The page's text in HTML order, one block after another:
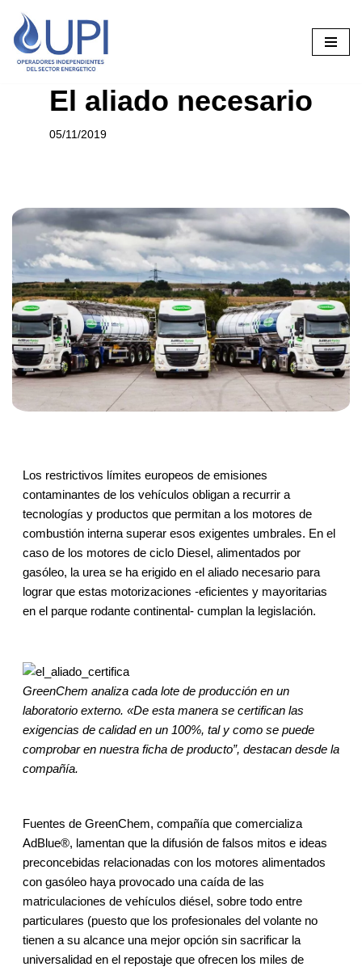
Saltar
al
El aliado necesario
05/11/2019
Los restrictivos límites europeos de emisiones
contaminantes de los vehículos obligan a recurrir a
tecnologías y productos que permitan a los motores de
combustión interna superar esos exigentes umbrales. En el
caso de los motores de ciclo Diesel, alimentados por
gasóleo, la urea se ha erigido en el aliado necesario para
lograr que estas motorizaciones -eficientes y mayoritarias
en el parque rodante continental- cumplan la legislación.
GreenChem analiza cada lote de producción en un
laboratorio externo. «De esta manera se certifican las
exigencias de calidad en un 100%, tal y como se puede
comprobar en nuestra ficha de producto”, destacan desde la
compañía.
Fuentes de GreenChem, compañía que comercializa
AdBlue®, lamentan que la difusión de falsos mitos e ideas
preconcebidas relacionadas con los motores alimentados
con gasóleo haya provocado una caída de las
matriculaciones de vehículos diésel, sobre todo entre
particulares (puesto que los profesionales del volante no
tienen a su alcance una mejor opción sin sacrificar la
universalidad en el repostaje que ofrecen los miles de